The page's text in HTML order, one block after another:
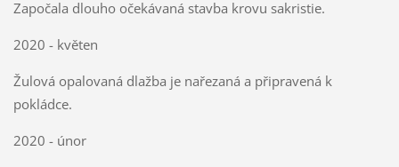
Započala dlouho očekávaná stavba krovu sakristie.
2020 - květen
Žulová opalovaná dlažba je nařezaná a připravená k
pokládce.
2020 - únor